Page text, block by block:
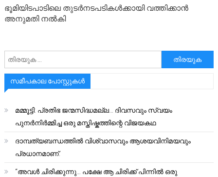
ഭൂമിയിടപാടിലെ തുടർനടപടികൾക്കായി വത്തിക്കാൻ
അനുമതി നൽകി
അനേഷിക്കുക
സമീപകാല പോസ്റ്റുകൾ
മമ്മൂട്ടി: പ്രതിഭ ജന്മസിദ്ധമല്ല… ദിവസവും സ്വയം
പുനർനിർമ്മിച്ച ഒരു മസ്തിഷ്കത്തിന്റെ വിജയകഥ
ദാമ്പത്യബന്ധത്തിൽ വിശ്വാസവും ആശയവിനിമയവും
പ്രധാനമാണ്.
“അവൾ ചിരിക്കുന്നു… പക്ഷേ ആ ചിരിക്ക് പിന്നിൽ ഒരു